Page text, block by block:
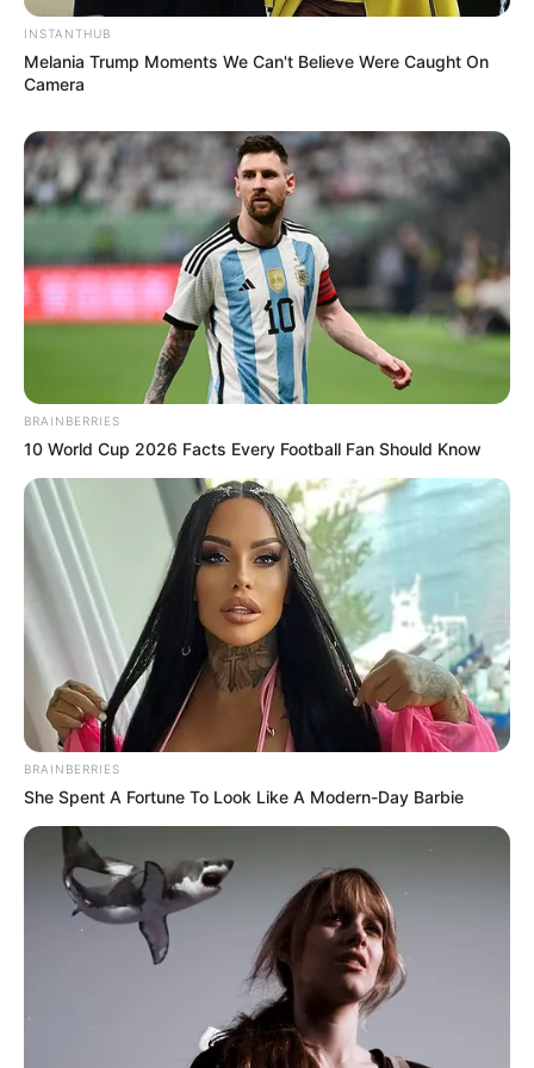
Langka Banget! 10 Pose Lucu
Katak yang Bikin Ketawa
Gemes
Ambyar! 10 Kalimat Baper
Pakai Bahasa Jawa Ini Bikin
Galau Abis
Fail! 10 Potret Makanan Gagal
Dimasak yang Bikin Kamu
Nggak Selera
10 Pose Manekin Anti
Mainstream yang Konyol
INSTANTHUB
Melania Trump Moments We Can't Believe Were Caught On
Camera
BRAINBERRIES
10 World Cup 2026 Facts Every Football Fan Should Know
BRAINBERRIES
She Spent A Fortune To Look Like A Modern-Day Barbie